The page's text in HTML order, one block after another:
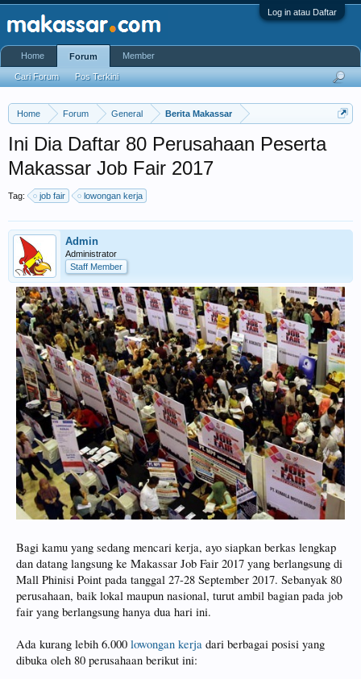
Log in atau Daftar
Home Forum General Berita Makassar
Ini Dia Daftar 80 Perusahaan Peserta
Makassar Job Fair 2017
Tag: job fair lowongan kerja
Admin
Administrator
Staff Member
Bagi kamu yang sedang mencari kerja, ayo siapkan berkas lengkap
dan datang langsung ke Makassar Job Fair 2017 yang berlangsung di
Mall Phinisi Point pada tanggal 27-28 September 2017. Sebanyak 80
perusahaan, baik lokal maupun nasional, turut ambil bagian pada job
fair yang berlangsung hanya dua hari ini.
Ada kurang lebih 6.000 lowongan kerja dari berbagai posisi yang
dibuka oleh 80 perusahaan berikut ini:
Home Forum
Cari Forum Pos Terkini
Member